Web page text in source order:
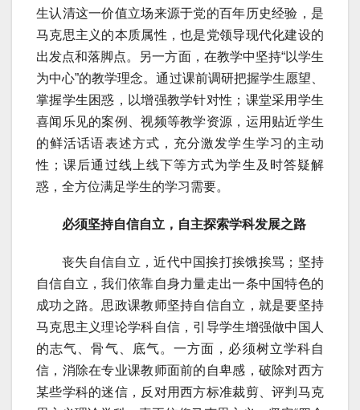
生认清这一价值立场来源于党的百年历史经验，是
马克思主义的本质属性，也是党领导现代化建设的
出发点和落脚点。另一方面，在教学中坚持“以学生
为中心”的教学理念。通过课前调研把握学生愿望、
掌握学生困惑，以增强教学针对性；课堂采用学生
喜闻乐见的案例、视频等教学资源，运用贴近学生
的鲜活话语表述方式，充分激发学生学习的主动
性；课后通过线上线下等方式为学生及时答疑解
惑，全方位满足学生的学习需要。
必须坚持自信自立，自主探索学科发展之路
丧失自信自立，近代中国挨打挨饿挨骂；坚持
自信自立，我们依靠自身力量走出一条中国特色的
成功之路。思政课教师坚持自信自立，就是要坚持
马克思主义理论学科自信，引导学生增强做中国人
的志气、骨气、底气。一方面，必须树立学科自
信，消除在专业课教师面前的自卑感，破除对西方
某些学科的迷信，反对用西方标准裁剪、评判马克